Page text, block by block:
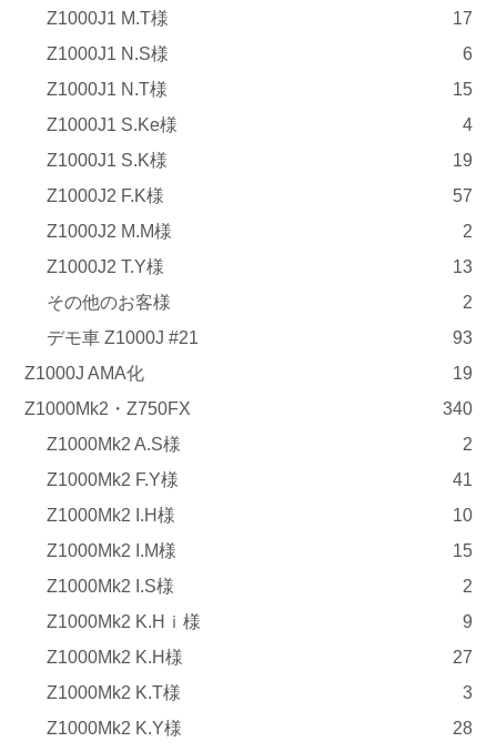
Z1000J1 M.T様
17
Z1000J1 N.S様
6
Z1000J1 N.T様
15
Z1000J1 S.Ke様
4
Z1000J1 S.K様
19
Z1000J2 F.K様
57
Z1000J2 M.M様
2
Z1000J2 T.Y様
13
その他のお客様
2
デモ車 Z1000J #21
93
Z1000J AMA化
19
Z1000Mk2・Z750FX
340
Z1000Mk2 A.S様
2
Z1000Mk2 F.Y様
41
Z1000Mk2 I.H様
10
Z1000Mk2 I.M様
15
Z1000Mk2 I.S様
2
Z1000Mk2 K.Hｉ様
9
Z1000Mk2 K.H様
27
Z1000Mk2 K.T様
3
Z1000Mk2 K.Y様
28